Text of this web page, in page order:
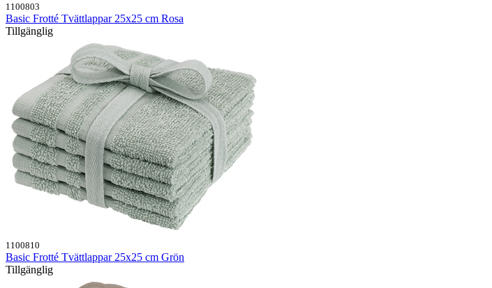
1100803
Basic Frotté Tvättlappar 25x25 cm Rosa
Tillgänglig
1100810
Basic Frotté Tvättlappar 25x25 cm Grön
Tillgänglig